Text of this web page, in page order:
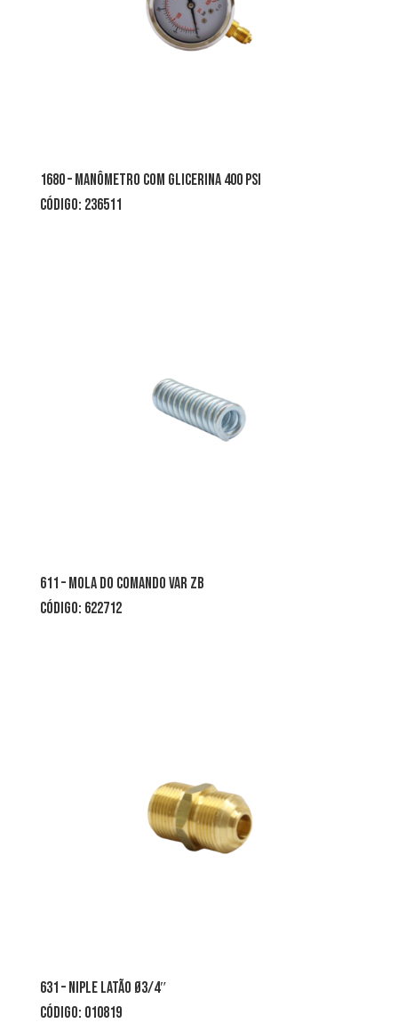
1680 – manômetro com glicerina 400 psi
CÓDIGO: 236511
611 – mola do comando var zb
CÓDIGO: 622712
631 – niple latão Ø3/4″
CÓDIGO: 010819